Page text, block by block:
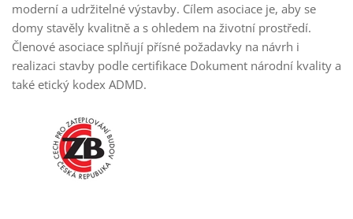
moderní a udržitelné výstavby. Cílem asociace je, aby se
domy stavěly kvalitně a s ohledem na životní prostředí.
Členové asociace splňují přísné požadavky na návrh i
realizaci stavby podle certifikace Dokument národní kvality a
také etický kodex ADMD.